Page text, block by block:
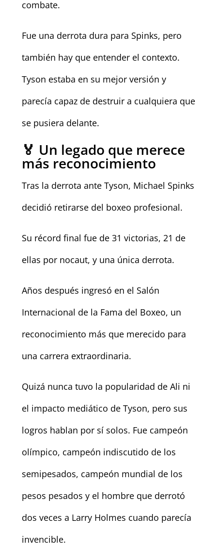
combate.
Fue una derrota dura para Spinks, pero
también hay que entender el contexto.
Tyson estaba en su mejor versión y
parecía capaz de destruir a cualquiera que
se pusiera delante.
🏅 Un legado que merece
más reconocimiento
Tras la derrota ante Tyson, Michael Spinks
decidió retirarse del boxeo profesional.
Su récord final fue de 31 victorias, 21 de
ellas por nocaut, y una única derrota.
Años después ingresó en el Salón
Internacional de la Fama del Boxeo, un
reconocimiento más que merecido para
una carrera extraordinaria.
Quizá nunca tuvo la popularidad de Ali ni
el impacto mediático de Tyson, pero sus
logros hablan por sí solos. Fue campeón
olímpico, campeón indiscutido de los
semipesados, campeón mundial de los
pesos pesados y el hombre que derrotó
dos veces a Larry Holmes cuando parecía
invencible.